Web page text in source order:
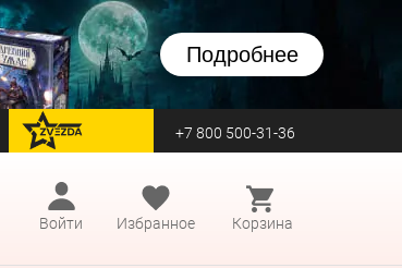
Подробнее
перейти на Zvezda +7 800 500-31-36
Войти
Избранное Корзина